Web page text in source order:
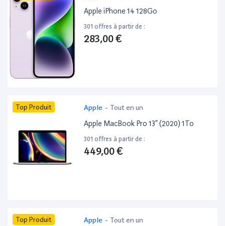
Apple iPhone 14 128Go
301 offres à partir de :
283,00 €
Top Produit Apple - Tout en un
Apple MacBook Pro 13” (2020) 1To
301 offres à partir de :
449,00 €
Top Produit Apple - Tout en un